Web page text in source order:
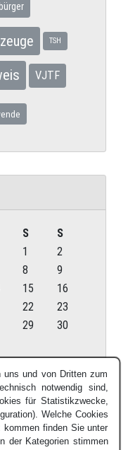
TSH
VJTF
S
S
1
2
8
9
15
16
22
23
29
30
und von Dritten zum
notwendig sind,
für Statistikzwecke,
Welche Cookies
finden Sie unter
der Kategorien stimmen